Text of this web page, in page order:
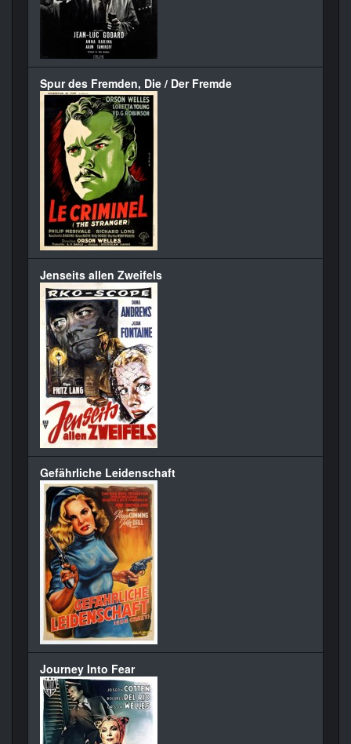
Spur des Fremden, Die / Der Fremde
Jenseits allen Zweifels
Gefährliche Leidenschaft
Journey Into Fear